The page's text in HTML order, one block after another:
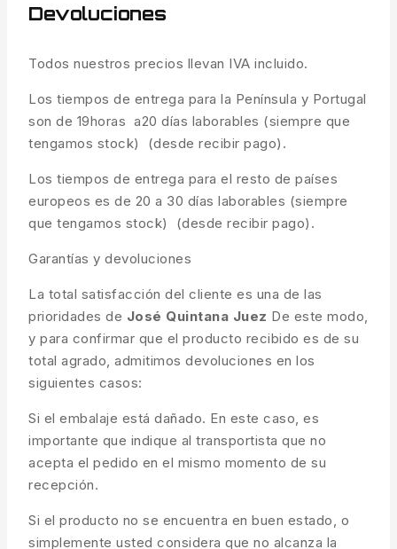
Devoluciones
Todos nuestros precios llevan IVA incluido.
Los tiempos de entrega para la Península y Portugal
son de 19horas a20 días laborables (siempre que
tengamos stock) (desde recibir pago).
Los tiempos de entrega para el resto de países
europeos es de 20 a 30 días laborables (siempre
que tengamos stock) (desde recibir pago).
Garantías y devoluciones
La total satisfacción del cliente es una de las
prioridades de José Quintana Juez De este modo,
y para confirmar que el producto recibido es de su
total agrado, admitimos devoluciones en los
siguientes casos:
Si el embalaje está dañado. En este caso, es
importante que indique al transportista que no
acepta el pedido en el mismo momento de su
recepción.
Si el producto no se encuentra en buen estado, o
simplemente usted considera que no alcanza la